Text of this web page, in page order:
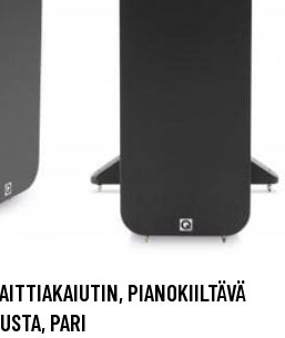
PIANOKIILTÄVÄ
PARI